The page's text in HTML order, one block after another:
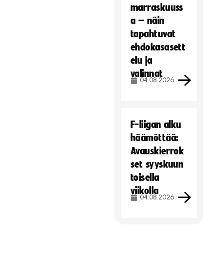
marraskuuss
a – näin
tapahtuvat
ehdokasasett
elu ja
valinnat
04.08.2026
F-liigan alku
häämöttää:
Avauskierrok
set syyskuun
toisella
viikolla
04.08.2026